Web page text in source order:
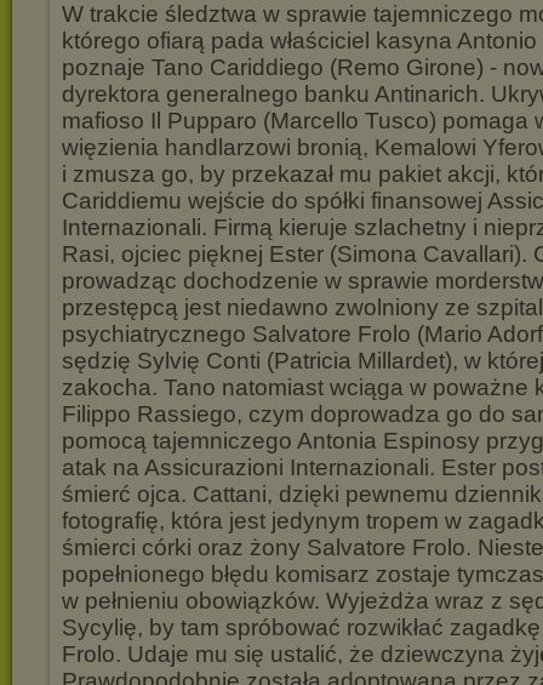
W trakcie śledztwa w sprawie tajemniczego
którego ofiarą pada właściciel kasyna
poznaje Tano Cariddiego (Remo Girone) -
dyrektora generalnego banku Antinarich.
mafioso Il Pupparo (Marcello Tusco) pomaga
więzienia handlarzowi bronią, Kemalowi
i zmusza go, by przekazał mu pakiet akcji,
Cariddiemu wejście do spółki finansowej
Internazionali. Firmą kieruje szlachetny i
Rasi, ojciec pięknej Ester (Simona Cavallari).
prowadząc dochodzenie w sprawie
przestępcą jest niedawno zwolniony ze
psychiatrycznego Salvatore Frolo (Mario
sędzię Sylvię Conti (Patricia Millardet), w
zakocha. Tano natomiast wciąga w poważne
Filippo Rassiego, czym doprowadza go do
pomocą tajemniczego Antonia Espinosy
atak na Assicurazioni Internazionali. Ester
śmierć ojca. Cattani, dzięki pewnemu
fotografię, która jest jedynym tropem w
śmierci córki oraz żony Salvatore Frolo.
popełnionego błędu komisarz zostaje
w pełnieniu obowiązków. Wyjeżdża wraz z
Sycylię, by tam spróbować rozwikłać
Frolo. Udaje mu się ustalić, że dziewczyna